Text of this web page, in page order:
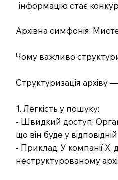
інформацію стає
Архівна симфонія:
Чому важливо
Структуризація архіву
1. Легкість у пошуку:
- Швидкий доступ:
що він буде у
- Приклад: У компанії X,
неструктурованому